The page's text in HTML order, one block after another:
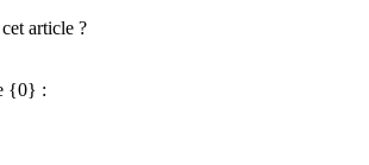
article ?
{0} :